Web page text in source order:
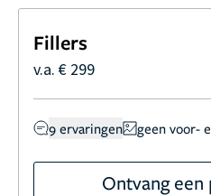
Fillers
v.a. € 299
9 ervaringen geen voor-
Ontvang